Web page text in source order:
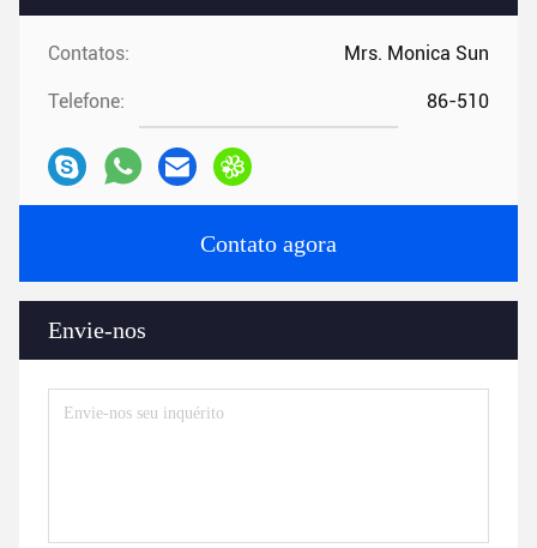
Contatos: Mrs. Monica Sun
Telefone: 86-510
Contato agora
Envie-nos